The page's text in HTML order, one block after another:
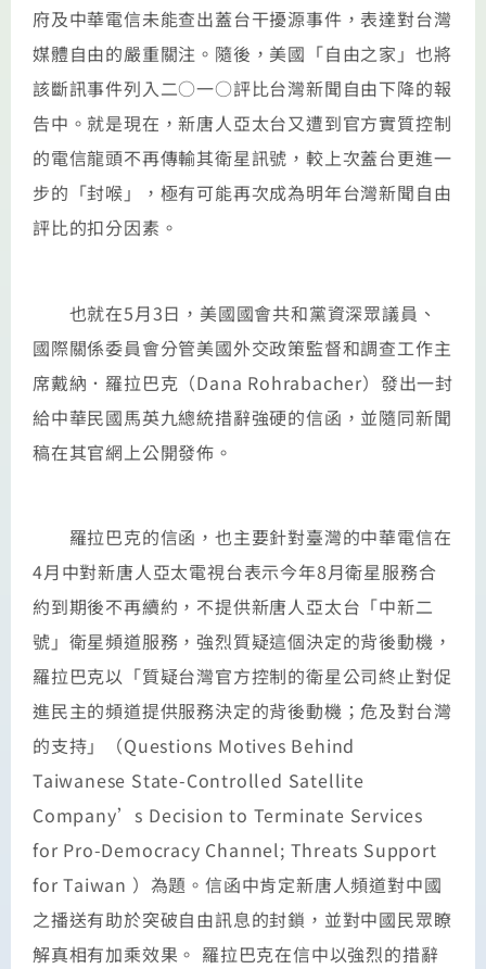
府及中華電信未能查出蓋台干擾源事件，表達對台灣
媒體自由的嚴重關注。隨後，美國「自由之家」也將
該斷訊事件列入二○一○評比台灣新聞自由下降的報
告中。就是現在，新唐人亞太台又遭到官方實質控制
的電信龍頭不再傳輸其衛星訊號，較上次蓋台更進一
步的「封喉」，極有可能再次成為明年台灣新聞自由
評比的扣分因素。
也就在5月3日，美國國會共和黨資深眾議員、
國際關係委員會分管美國外交政策監督和調查工作主
席戴納．羅拉巴克（Dana Rohrabacher）發出一封
給中華民國馬英九總統措辭強硬的信函，並隨同新聞
稿在其官網上公開發佈。
羅拉巴克的信函，也主要針對臺灣的中華電信在
4月中對新唐人亞太電視台表示今年8月衛星服務合
約到期後不再續約，不提供新唐人亞太台「中新二
號」衛星頻道服務，強烈質疑這個決定的背後動機，
羅拉巴克以「質疑台灣官方控制的衛星公司終止對促
進民主的頻道提供服務決定的背後動機；危及對台灣
的支持」（Questions Motives Behind
Taiwanese State-Controlled Satellite
Company’s Decision to Terminate Services
for Pro-Democracy Channel; Threats Support
for Taiwan ）為題。信函中肯定新唐人頻道對中國
之播送有助於突破自由訊息的封鎖，並對中國民眾瞭
解真相有加乘效果。 羅拉巴克在信中以強烈的措辭